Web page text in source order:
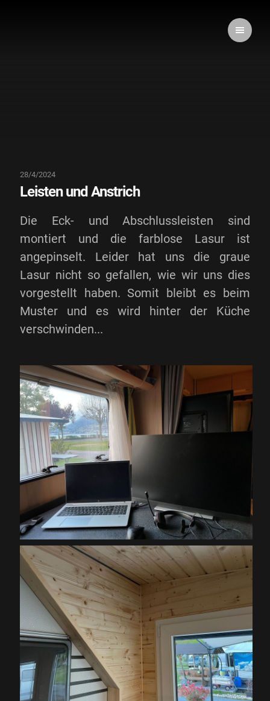
Leisten und Anstrich
28/4/2024
Die Eck- und Abschlussleisten sind
montiert und die farblose Lasur ist
angepinselt. Leider hat uns die graue
Lasur nicht so gefallen, wie wir uns dies
vorgestellt haben. Somit bleibt es beim
Muster und es wird hinter der Küche
verschwinden...